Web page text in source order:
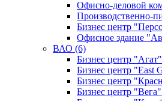
Офисно-деловой
Производственно-
Бизнес центр
Офисное здание
ВАО (6)
Бизнес центр
Бизнес центр "East
Бизнес центр
Бизнес центр